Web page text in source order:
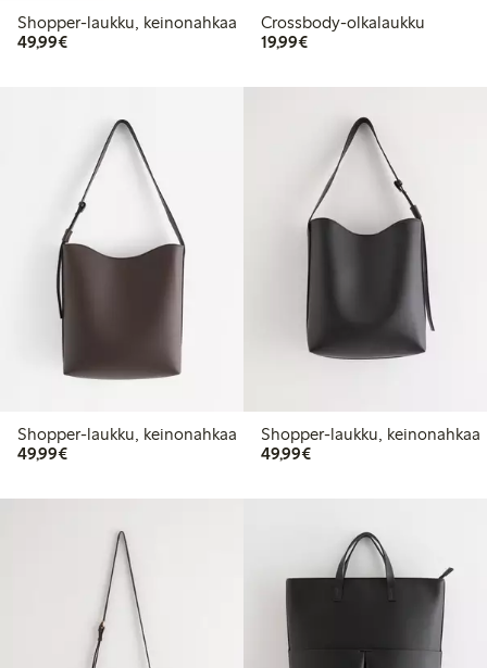
Shopper-laukku, keinonahkaa
49,99€49,99 €
Crossbody-olkalaukku
19,99€19,99 €
Shopper-laukku, keinonahkaa
49,99€49,99 €
Shopper-laukku, keinonahkaa
49,99€49,99 €